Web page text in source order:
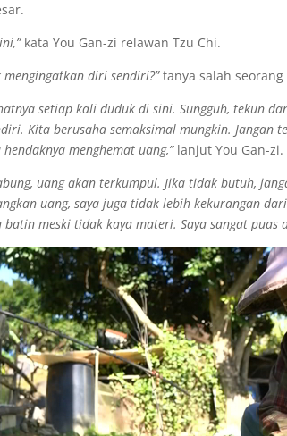
kata You Gan-zi relawan Tzu Chi.
diri sendiri?”tanya salah
setiap kali duduk di sini. Sungguh, tekun
Kita berusaha semaksimal mungkin. Jangan
menghemat uang,”lanjut You Gan-zi.
uang akan terkumpul. Jika tidak butuh,
uang, saya juga tidak lebih kekurangan
batin meski tidak kaya materi. Saya sangat puas